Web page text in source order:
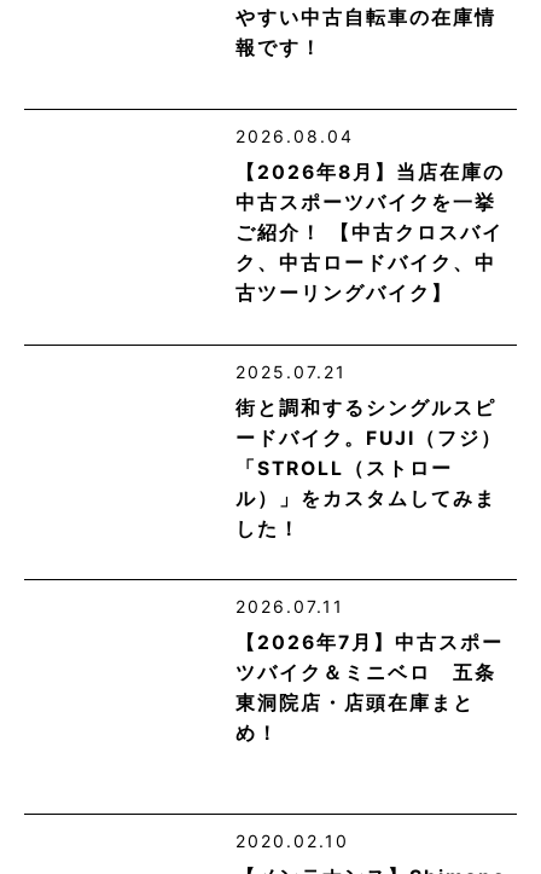
やすい中古自転車の在庫情
報です！
2026.08.04
【2026年8月】当店在庫の
中古スポーツバイクを一挙
ご紹介！ 【中古クロスバイ
ク、中古ロードバイク、中
古ツーリングバイク】
2025.07.21
街と調和するシングルスピ
ードバイク。FUJI（フジ）
「STROLL（ストロー
ル）」をカスタムしてみま
した！
2026.07.11
【2026年7月】中古スポー
ツバイク＆ミニベロ 五条
東洞院店・店頭在庫まと
め！
2020.02.10